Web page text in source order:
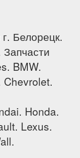
Белорецк.
BMW.
Honda.
Lexus.